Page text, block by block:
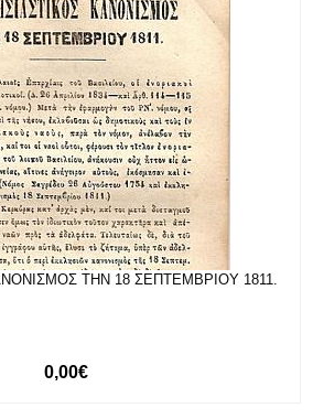
ΤΗΝ 18 ΣΕΠΤΕΜΒΡΙΟΥ 1811.
0,00€